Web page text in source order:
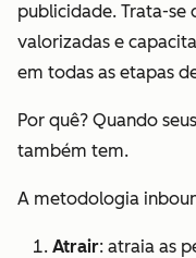
publicidade. Trata-se
valorizadas e
em todas as etapas
Por quê? Quando
também tem.
A metodologia
Atrair: atraia as